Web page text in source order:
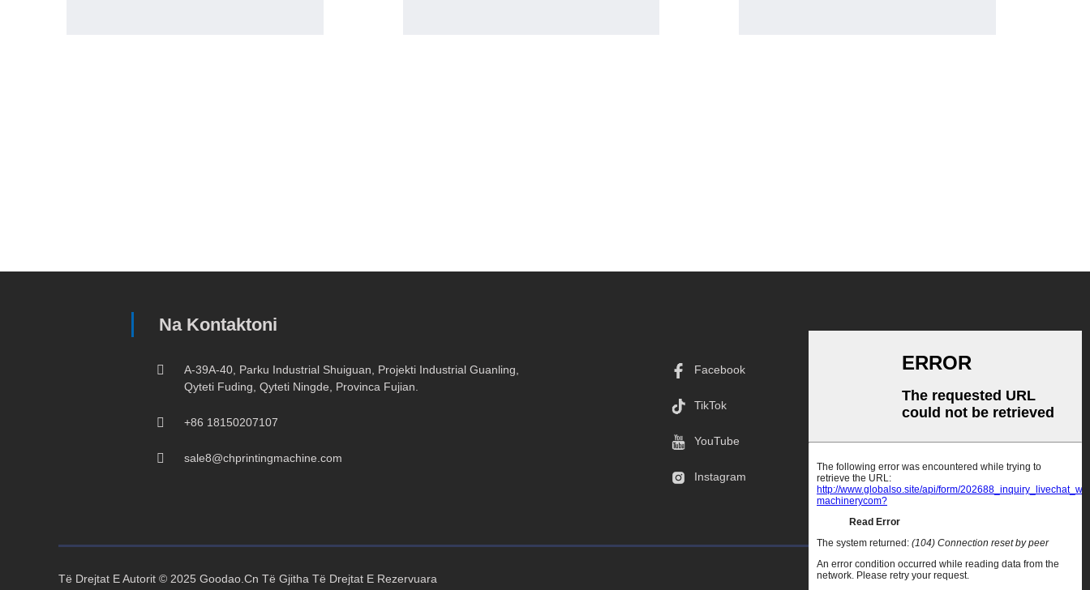
Na Kontaktoni
A-39A-40, Parku Industrial Shuiguan, Projekti Industrial Guanling,
Qyteti Fuding, Qyteti Ningde, Provinca Fujian.
+86 18150207107
sale8@chprintingmachine.com
Facebook
TikTok
YouTube
Instagram
Të Drejtat E Autorit © 2025 Goodao.Cn Të Gjitha Të Drejtat E Rezervuara